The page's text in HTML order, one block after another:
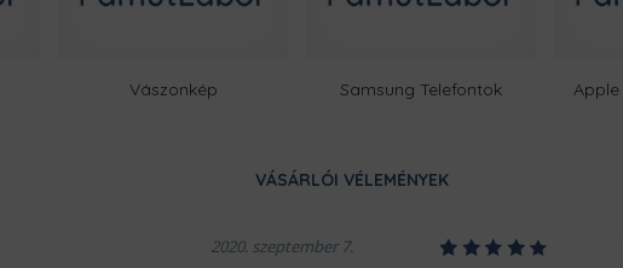
Ezt a terméket a kínálatunkban
minél gyorsabban elkészüljenek
ropogósan, kerüljön hozzád!
Vászonkép Samsung Telefontok Apple
VÁSÁRLÓI VÉLEMÉNYEK
2020. szeptember 7. 12345